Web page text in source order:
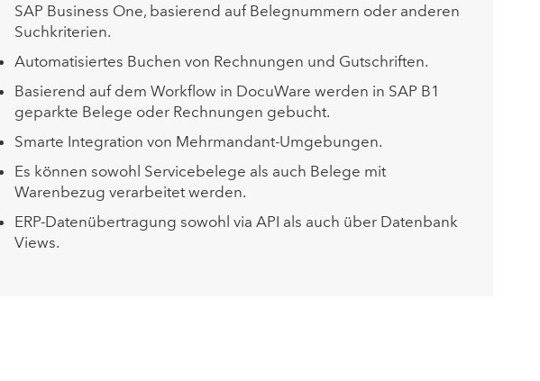
SAP Business One, basierend auf Belegnummern oder anderen
Suchkriterien.
Automatisiertes Buchen von Rechnungen und Gutschriften.
Basierend auf dem Workflow in DocuWare werden in SAP B1
geparkte Belege oder Rechnungen gebucht.
Smarte Integration von Mehrmandant-Umgebungen.
Es können sowohl Servicebelege als auch Belege mit
Warenbezug verarbeitet werden.
ERP-Datenübertragung sowohl via API als auch über Datenbank
Views.